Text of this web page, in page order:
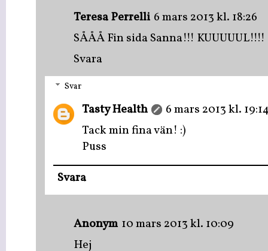
Teresa Perrelli 6 mars 2013 kl. 18:26
SÅÅÅ Fin sida Sanna!!! KUUUUUL!!!!
Svara
Svar
Tasty Health
6 mars 2013 kl.
Tack min fina vän! :)
Puss
Svara
Anonym 10 mars 2013 kl. 10:09
Hej